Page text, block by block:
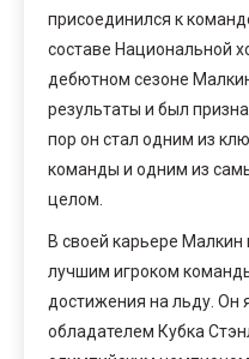
присоединился к
составе Национальной
дебютном сезоне
результаты и был
пор он стал одним из
команды и одним из
целом.
В своей карьере
лучшим игроком
достижения на льду. Он
обладателем Кубка